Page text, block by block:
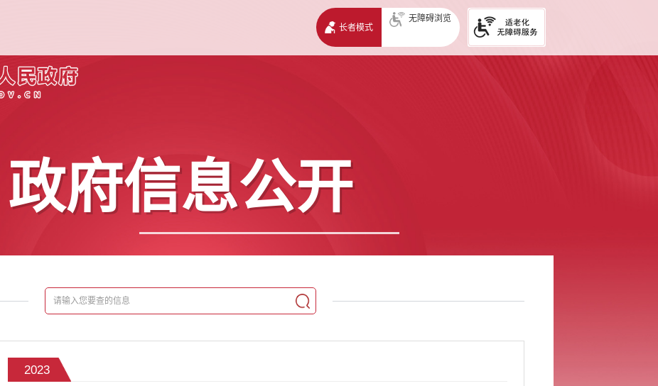
长者模式
无障碍浏览
政府信息公开
2023